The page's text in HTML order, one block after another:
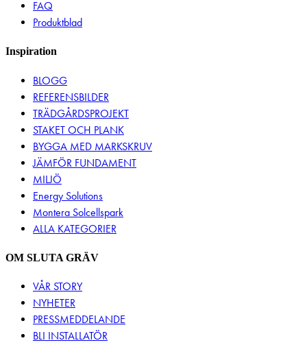
FAQ
Produktblad
Inspiration
BLOGG
REFERENSBILDER
TRÄDGÅRDSPROJEKT
STAKET OCH PLANK
BYGGA MED MARKSKRUV
JÄMFÖR FUNDAMENT
MILJÖ
Energy Solutions
Montera Solcellspark
ALLA KATEGORIER
OM SLUTA GRÄV
VÅR STORY
NYHETER
PRESSMEDDELANDE
BLI INSTALLATÖR